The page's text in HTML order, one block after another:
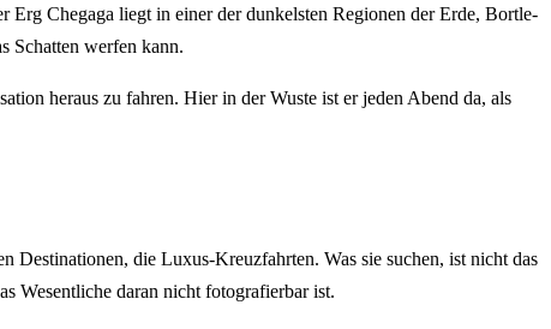
Erg Chegaga liegt in einer der dunkelsten Regionen der Erde, Bortle-
Schatten werfen kann.
heraus zu fahren. Hier in der Wuste ist er jeden Abend da, als
Destinationen, die Luxus-Kreuzfahrten. Was sie suchen, ist nicht das
Wesentliche daran nicht fotografierbar ist.